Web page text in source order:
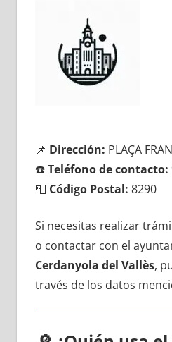
📌 Dirección: PLAÇA
☎️Teléfono dе contacto:
📮 Código Postal: 8290
Si necesitas realizar
ο contactar сοn el
Cerdanyola del Vallès,
través dе los datos